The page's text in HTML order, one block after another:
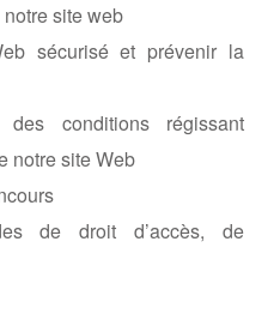
site web
sécurisé et prévenir la
conditions régissant
notre site Web
de droit d’accès, de